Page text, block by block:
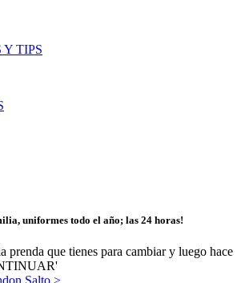
TIPS
uniformes todo el año; las 24 horas!
prenda que tienes para cambiar y luego hace